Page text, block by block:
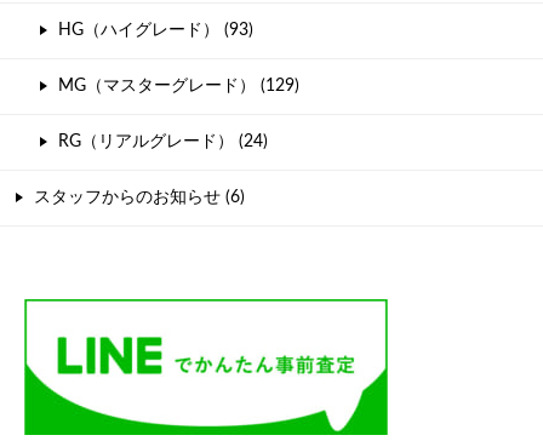
HG（ハイグレード） (93)
MG（マスターグレード） (129)
RG（リアルグレード） (24)
スタッフからのお知らせ (6)